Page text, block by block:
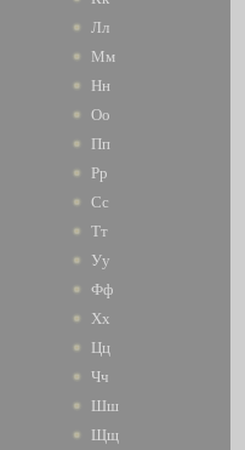
Лл
Мм
Нн
Оо
Пп
Рр
Сс
Тт
Уу
Фф
Хх
Цц
Чч
Шш
Щщ